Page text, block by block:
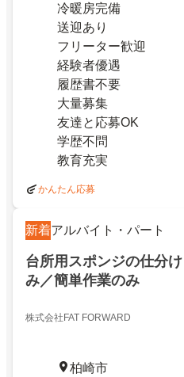
冷暖房完備
送迎あり
フリーター歓迎
経験者優遇
履歴書不要
大量募集
友達と応募OK
学歴不問
教育充実
かんたん応募
新着アルバイト・パート
台所用スポンジの仕分
み／簡単作業のみ
株式会社FAT FORWARD
柏崎市